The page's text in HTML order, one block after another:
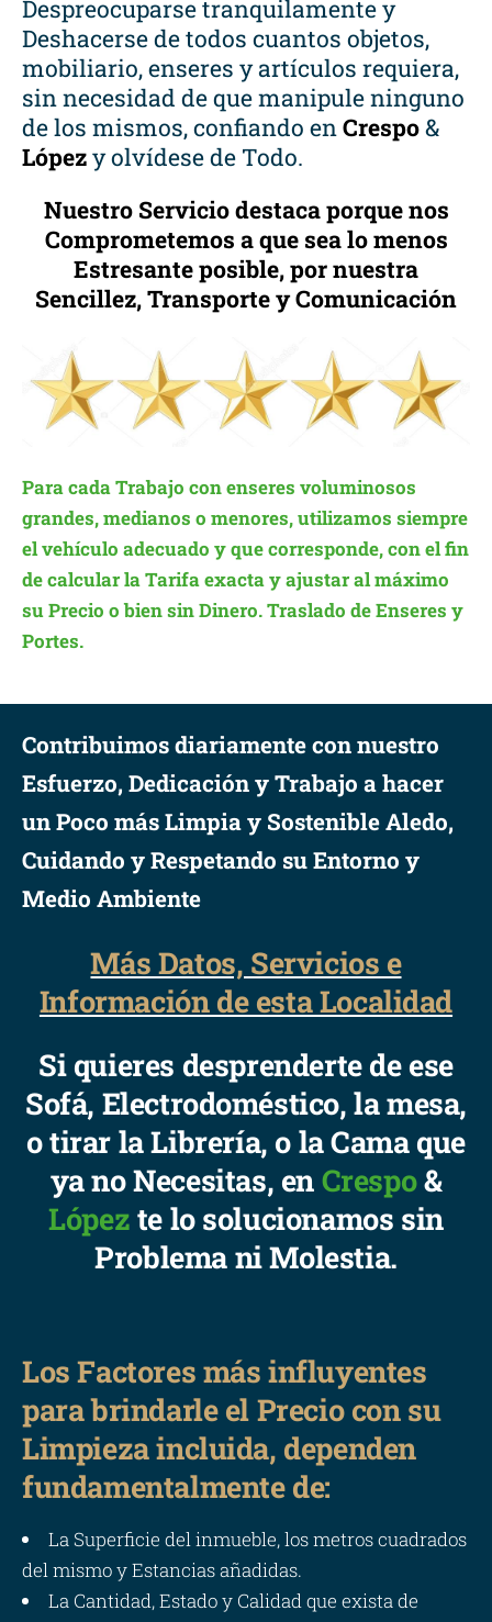
Despreocuparse tranquilamente y
Deshacerse de todos cuantos objetos,
mobiliario, enseres y artículos requiera,
sin necesidad de que manipule ninguno
de los mismos, confiando en Crespo&
Lópezy olvídese de Todo.
Nuestro Servicio destaca porque nos
Comprometemos a que sea lo menos
Estresante posible, por nuestra
Sencillez, Transporte y Comunicación
Para cada Trabajo con enseres voluminosos
grandes, medianos o menores, utilizamos siempre
el vehículo adecuado y que corresponde, con el fin
de calcular la Tarifa exacta y ajustar al máximo
su Precio o bien sin Dinero. Traslado de Enseres y
Portes.
Contribuimos diariamente con nuestro
Esfuerzo, Dedicación y Trabajo a hacer
un Poco más Limpia y Sostenible Aledo,
Cuidando y Respetando su Entorno y
Medio Ambiente
Más Datos, Servicios e
Información de esta Localidad
Si quieres desprenderte de ese
Sofá, Electrodoméstico, la mesa,
o tirar la Librería, o la Cama que
ya no Necesitas, enCrespo&
Lópezte lo solucionamos sin
Problema ni Molestia.
Los Factores más influyentes
para brindarle el Precio con su
Limpieza incluida, dependen
fundamentalmente de:
La Superficie del inmueble, los metros cuadrados
del mismo y Estancias añadidas.
La Cantidad, Estado y Calidad que exista de